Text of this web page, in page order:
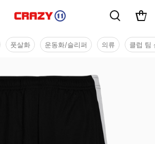
풋살화 운동화/슬리퍼 의류 클럽 팀